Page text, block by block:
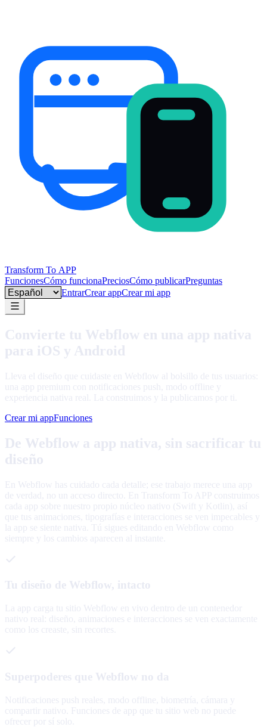
Transform To APP
FuncionesCómo funcionaPreciosCómo publicarPreguntas
Language
EntrarCrear appCrear mi app
Convierte tu Webflow en una app nativa
para iOS y Android
Lleva el diseño que cuidaste en Webflow al bolsillo de tus usuarios:
una app premium con notificaciones push, modo offline y
experiencia nativa real. La construimos y la publicamos por ti.
Crear mi appFunciones
De Webflow a app nativa, sin sacrificar tu
diseño
En Webflow has cuidado cada detalle; ese trabajo merece una app
de verdad, no un acceso directo. En Transform To APP construimos
cada app sobre nuestro propio núcleo nativo (Swift y Kotlin), así
que tus animaciones, tipografías e interacciones se ven impecables y
la app se siente nativa. Tú sigues editando en Webflow como
siempre y los cambios aparecen al instante.
Tu diseño de Webflow, intacto
La app carga tu sitio Webflow en vivo dentro de un contenedor
nativo real: diseño, animaciones e interacciones se ven exactamente
como los creaste, sin recortes.
Superpoderes que Webflow no da
Notificaciones push reales, modo offline, biometría, cámara y
compartir nativo. Funciones de app que tu sitio web no puede
ofrecer por sí solo.